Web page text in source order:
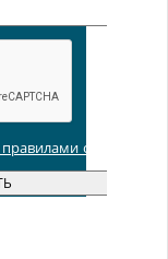
правилами обработки